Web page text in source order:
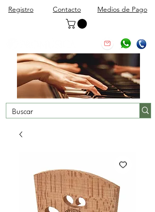
Registro Contacto Medios de Pago